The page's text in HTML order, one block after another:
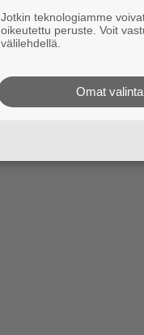
Jotkin teknologiamme
oikeutettu peruste. Voit
välilehdellä.
Omat